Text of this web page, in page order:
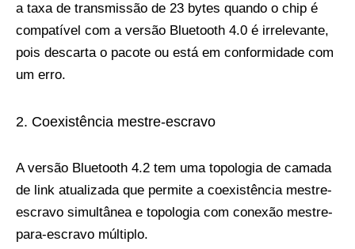
a taxa de transmissão de 23 bytes quando o chip é
compatível com a versão Bluetooth 4.0 é irrelevante,
pois descarta o pacote ou está em conformidade com
um erro.
Coexistência mestre-escravo
A versão Bluetooth 4.2 tem uma topologia de camada
de link atualizada que permite a coexistência mestre-
escravo simultânea e topologia com conexão mestre-
para-escravo múltiplo.